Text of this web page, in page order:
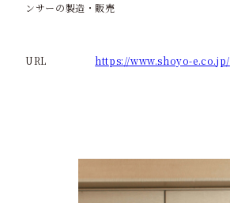
ンサーの製造・販売
URL https://www.shoyo-e.co.jp/